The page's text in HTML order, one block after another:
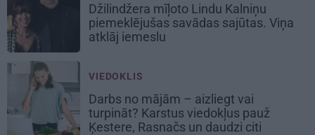
Džilindžera mīļoto Lindu Kalniņu
piemeklējušas savādas sajūtas. Viņa
atklāj iemeslu
VIEDOKLIS
Darbs no mājām – aizliegt vai
turpināt? Karstus viedokļus pauž
Ķestere, Rasnačs un daudzi citi